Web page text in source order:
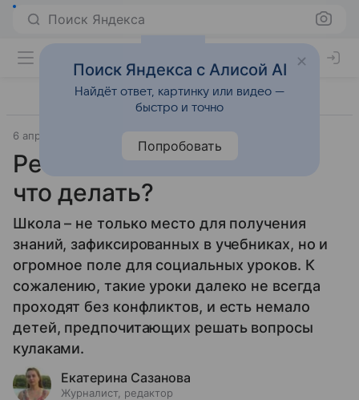
Поиск Яндекса
6 апреля 2016
Ребенка избили в школе:
что делать?
Школа – не только место для получения
знаний, зафиксированных в учебниках, но и
огромное поле для социальных уроков. К
сожалению, такие уроки далеко не всегда
проходят без конфликтов, и есть немало
детей, предпочитающих решать вопросы
кулаками.
Екатерина Сазанова
Журналист, редактор
Поиск Яндекса с Алисой AI
Найдёт ответ, картинку или видео —
быстро и точно
Попробовать